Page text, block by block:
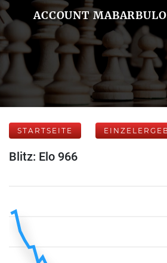
ACCOUNT
STARTSEITE
Blitz: Elo 966